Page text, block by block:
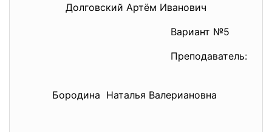
Долговский Артём Иванович
Вариант №5
Преподаватель:
Бородина Наталья Валериановна